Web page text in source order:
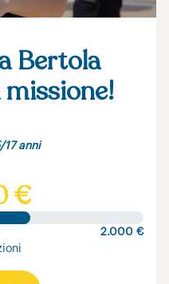
Bertola
17 anni
€
2.000 €